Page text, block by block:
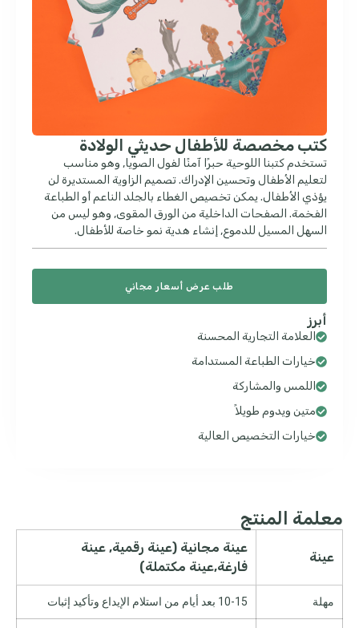
كتب مخصصة للأطفال حديثي الولادة
تستخدم كتبنا اللوحية حبرًا آمنًا لفول الصويا, وهو مناسب
لتعليم الأطفال وتحسين الإدراك. تصميم الزاوية المستديرة لن
يؤذي الأطفال. يمكن تخصيص الغطاء بالجلد الناعم أو الطباعة
الفخمة. الصفحات الداخلية من الورق المقوى, وهو ليس من
السهل المسيل للدموع, إنشاء هدية نمو خاصة للأطفال.
طلب عرض أسعار مجاني
أبرز
العلامة التجارية المحسنة
خيارات الطباعة المستدامة
اللمس والمشاركة
متين ويدوم طويلاً
خيارات التخصيص العالية
معلمة المنتج
عينة
عينة مجانية (عينة رقمية, عينة
فارغة,عينة مكتملة)
مهلة 10-15 بعد أيام من استلام الإيداع وتأكيد إثبات